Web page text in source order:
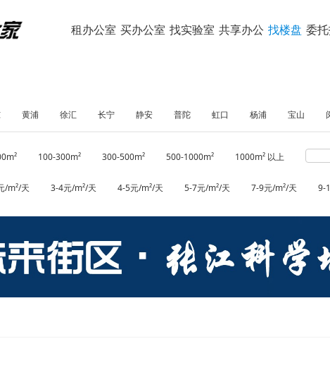
租办公室 买办公室 找实验室 共享办公 找楼盘 委
黄浦 徐汇 长宁 静安 普陀 虹口 杨浦 宝山
100-300m² 300-500m² 500-1000m² 1000m² 以上
/m²/天 3-4元/m²/天 4-5元/m²/天 5-7元/m²/天 7-9元/m²/天 9-